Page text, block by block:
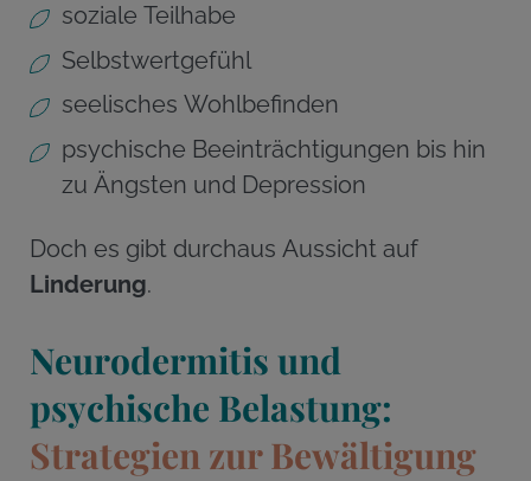
soziale Teilhabe
Selbstwertgefühl
seelisches Wohlbefinden
psychische Beeinträchtigungen bis hin
zu Ängsten und Depression
Doch es gibt durchaus Aussicht auf
Linderung.
Neurodermitis und
psychische Belastung:
Strategien zur Bewältigung